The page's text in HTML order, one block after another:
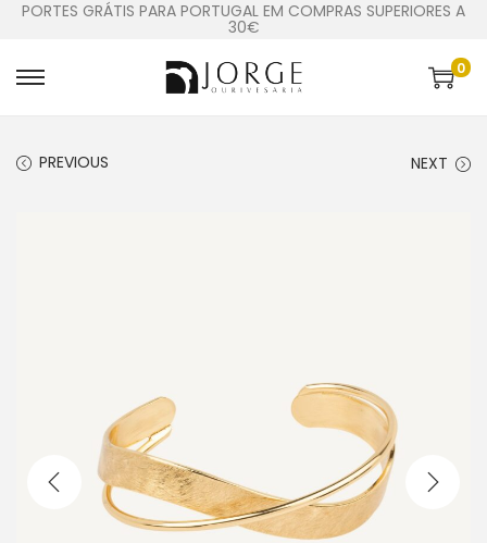
PORTES GRÁTIS PARA PORTUGAL EM COMPRAS SUPERIORES A
30€
0
PREVIOUS NEXT